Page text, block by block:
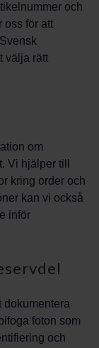
och
oss för att
välja rätt
om
Vi hjälper till
kring order och
kan vi också
inför
dokumentera
foton som
och